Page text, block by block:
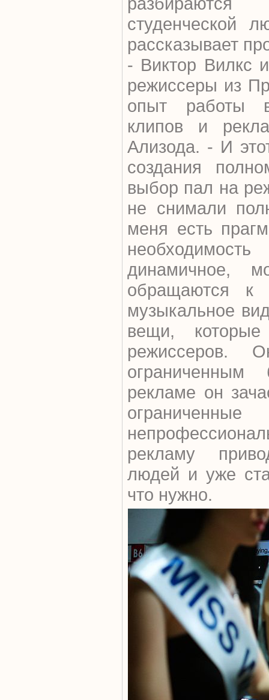
студенческой
рассказывает
- Виктор Вилкс
режиссеры из
опыт работы
клипов и
Ализода. - И
создания
выбор пал на
не снимали
меня есть
динамичное,
обращаются к
музыкальное
вещи,
режиссеров.
рекламе он
рекламу
людей и уже
что нужно.